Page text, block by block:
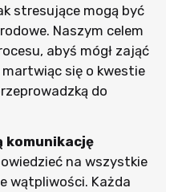
stresujące mogą być
Naszym celem
abyś mógł zająć
się o kwestie
do
komunikację
na wszystkie
wątpliwości. Każda